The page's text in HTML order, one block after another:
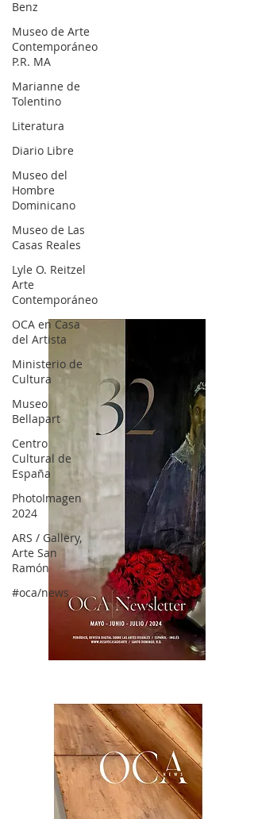
Benz
Museo de Arte
Contemporáneo
P.R. MA
Marianne de
Tolentino
Literatura
Diario Libre
Museo del
Hombre
Dominicano
Museo de Las
Casas Reales
Lyle O. Reitzel
Arte
Contemporáneo
OCA en Casa
del Artista
Ministerio de
Cultura
Museo
Bellapart
Centro
Cultural de
España
PhotoImagen
2024
ARS / Gallery,
Arte San
Ramón
#oca/news